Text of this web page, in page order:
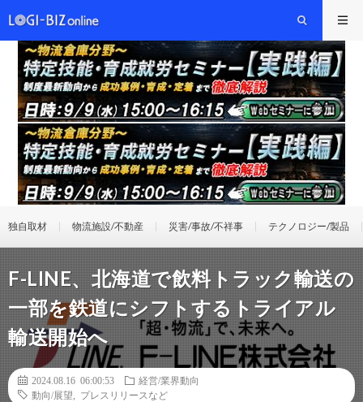
独自取材 物流施設/不動産 災害/事故/不祥事 テクノロジー/製品
F-LINE、北海道で飲料トラック輸送の
一部を鉄道にシフトするトライアル
輸送開始へ
2024.08.16 06:00:53
経営/業界動向
動向/展望
プレスリリースなど